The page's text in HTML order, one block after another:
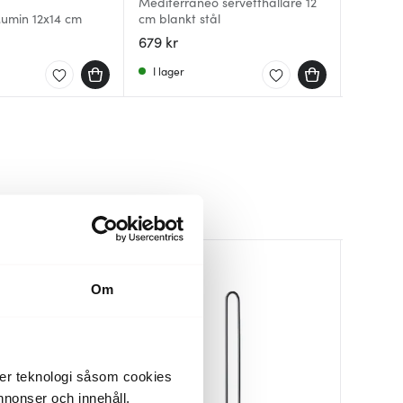
Om
teknologi såsom cookies
och innehåll,
12x14 cm
cm blankt stål
679 kr
I lager